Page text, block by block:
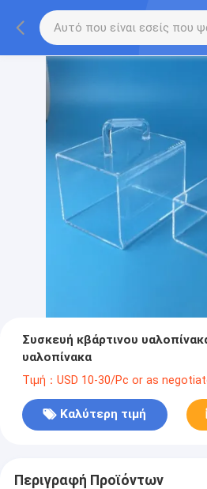
Συσκευή κβάρτινου
υαλοπίνακα
Τιμή：USD 10-30/Pc or as
Καλύτερη τιμή
Περιγραφή Προϊόντων